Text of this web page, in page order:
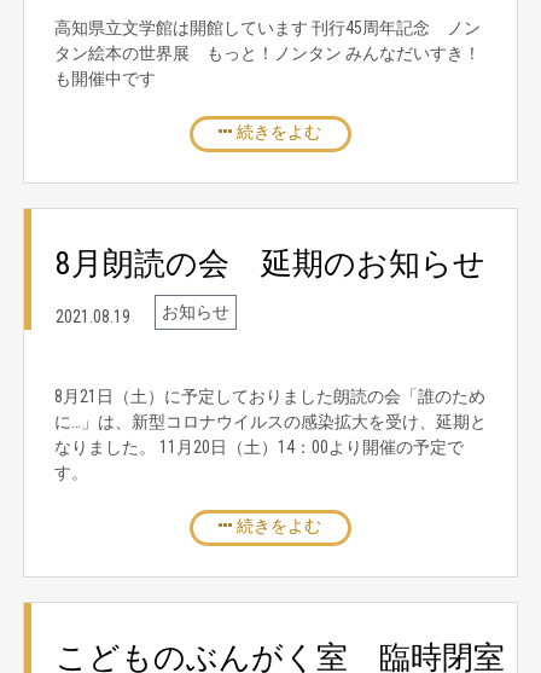
高知県立文学館は開館しています 刊行45周年記念 ノン
タン絵本の世界展 もっと！ノンタン みんなだいすき！
も開催中です
続きをよむ
8月朗読の会 延期のお知らせ
2021.08.19 お知らせ
8月21日（土）に予定しておりました朗読の会「誰のため
に…」は、新型コロナウイルスの感染拡大を受け、延期と
なりました。 11月20日（土）14：00より開催の予定で
す。
続きをよむ
こどものぶんがく室 臨時閉室